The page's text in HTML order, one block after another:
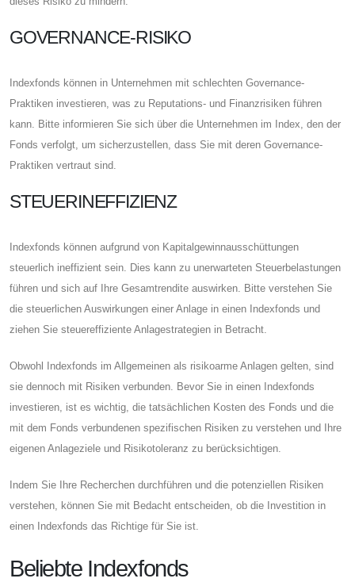
GOVERNANCE-RISIKO
Indexfonds können in Unternehmen mit schlechten Governance-
Praktiken investieren, was zu Reputations- und Finanzrisiken führen
kann. Bitte informieren Sie sich über die Unternehmen im Index, den der
Fonds verfolgt, um sicherzustellen, dass Sie mit deren Governance-
Praktiken vertraut sind.
STEUERINEFFIZIENZ
Indexfonds können aufgrund von Kapitalgewinnausschüttungen
steuerlich ineffizient sein. Dies kann zu unerwarteten Steuerbelastungen
führen und sich auf Ihre Gesamtrendite auswirken. Bitte verstehen Sie
die steuerlichen Auswirkungen einer Anlage in einen Indexfonds und
ziehen Sie steuereffiziente Anlagestrategien in Betracht.
Obwohl Indexfonds im Allgemeinen als risikoarme Anlagen gelten, sind
sie dennoch mit Risiken verbunden. Bevor Sie in einen Indexfonds
investieren, ist es wichtig, die tatsächlichen Kosten des Fonds und die
mit dem Fonds verbundenen spezifischen Risiken zu verstehen und Ihre
eigenen Anlageziele und Risikotoleranz zu berücksichtigen.
Indem Sie Ihre Recherchen durchführen und die potenziellen Risiken
verstehen, können Sie mit Bedacht entscheiden, ob die Investition in
einen Indexfonds das Richtige für Sie ist.
Beliebte Indexfonds